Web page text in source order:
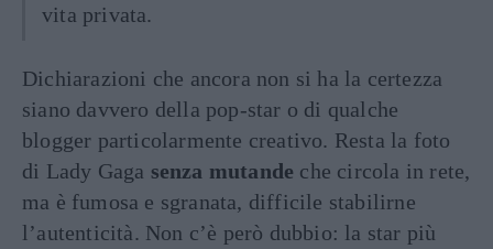
vita privata.
Dichiarazioni che ancora non si ha la certezza
siano davvero della pop-star o di qualche
blogger particolarmente creativo. Resta la foto
di Lady Gaga senza mutande che circola in rete,
ma è fumosa e sgranata, difficile stabilirne
l’autenticità. Non c’è però dubbio: la star più